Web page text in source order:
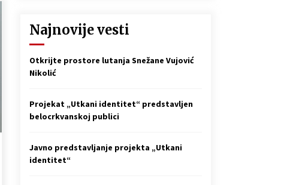
Češke besede Kruščica (VIDEO)
Najnovije vesti
Otkrijte prostore lutanja Snežane Vujović
Nikolić
Projekat „Utkani identitet“ predstavljen
belocrkvanskoj publici
Javno predstavljanje projekta „Utkani
identitet“